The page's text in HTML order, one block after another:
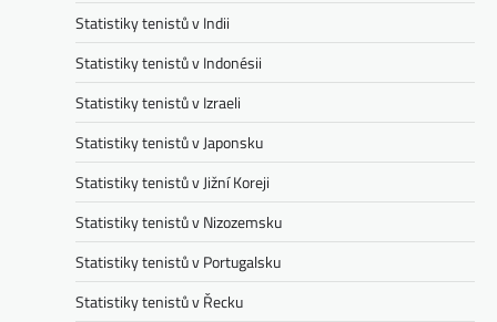
Statistiky tenistů v Indii
Statistiky tenistů v Indonésii
Statistiky tenistů v Izraeli
Statistiky tenistů v Japonsku
Statistiky tenistů v Jižní Koreji
Statistiky tenistů v Nizozemsku
Statistiky tenistů v Portugalsku
Statistiky tenistů v Řecku